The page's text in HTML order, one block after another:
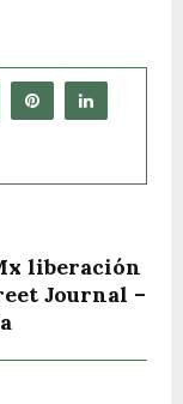
liberación
Journal –